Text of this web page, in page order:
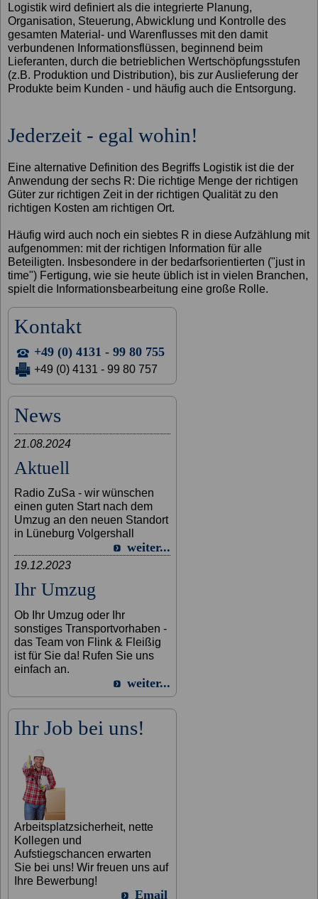
Logistik wird definiert als die integrierte Planung,
Organisation, Steuerung, Abwicklung und Kontrolle des
gesamten Material- und Warenflusses mit den damit
verbundenen Informationsflüssen, beginnend beim
Lieferanten, durch die betrieblichen Wertschöpfungsstufen
(z.B. Produktion und Distribution), bis zur Auslieferung der
Produkte beim Kunden - und häufig auch die Entsorgung.
Jederzeit - egal wohin!
Eine alternative Definition des Begriffs Logistik ist die der
Anwendung der sechs R: Die richtige Menge der richtigen
Güter zur richtigen Zeit in der richtigen Qualität zu den
richtigen Kosten am richtigen Ort.
Häufig wird auch noch ein siebtes R in diese Aufzählung mit
aufgenommen: mit der richtigen Information für alle
Beteiligten. Insbesondere in der bedarfsorientierten ("just in
time") Fertigung, wie sie heute üblich ist in vielen Branchen,
spielt die Informationsbearbeitung eine große Rolle.
Kontakt
+49 (0) 4131 - 99 80 755
+49 (0) 4131 - 99 80 757
News
21.08.2024
Aktuell
Radio ZuSa - wir wünschen
einen guten Start nach dem
Umzug an den neuen Standort
in Lüneburg Volgershall
weiter...
19.12.2023
Ihr Umzug
Ob Ihr Umzug oder Ihr
sonstiges Transportvorhaben -
das Team von Flink & Fleißig
ist für Sie da! Rufen Sie uns
einfach an.
weiter...
Ihr Job bei uns!
Arbeitsplatzsicherheit, nette
Kollegen und
Aufstiegschancen erwarten
Sie bei uns! Wir freuen uns auf
Ihre Bewerbung!
Email